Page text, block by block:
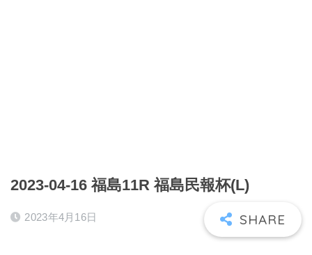
2023-04-16 福島11R 福島民報杯(L)
2023年4月16日